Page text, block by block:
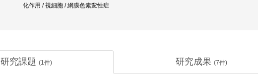
化作用 / 視細胞 / 網膜色素変性症
研究課題 (1件) 研究成果 (7件)